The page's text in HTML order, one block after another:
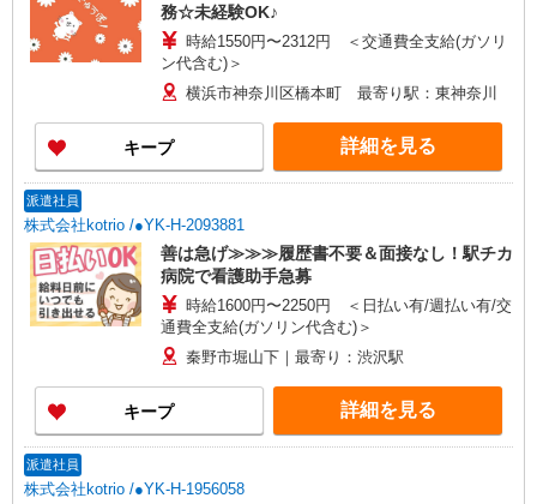
務☆未経験OK♪
時給1550円〜2312円 ＜交通費全支給(ガソリ
ン代含む)＞
横浜市神奈川区橋本町 最寄り駅：東神奈川
キープ 詳細を見る
派遣社員
株式会社kotrio /●YK-H-2093881
善は急げ≫≫≫履歴書不要＆面接なし！駅チカ
病院で看護助手急募
時給1600円〜2250円 ＜日払い有/週払い有/交
通費全支給(ガソリン代含む)＞
秦野市堀山下｜最寄り：渋沢駅
キープ 詳細を見る
派遣社員
株式会社kotrio /●YK-H-1956058